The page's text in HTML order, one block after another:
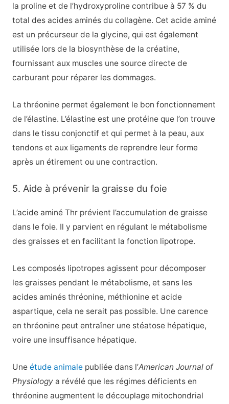
la proline et de l’hydroxyproline contribue à 57 % du
total des acides aminés du collagène. Cet acide aminé
est un précurseur de la glycine, qui est également
utilisée lors de la biosynthèse de la créatine,
fournissant aux muscles une source directe de
carburant pour réparer les dommages.
La thréonine permet également le bon fonctionnement
de l’élastine. L’élastine est une protéine que l’on trouve
dans le tissu conjonctif et qui permet à la peau, aux
tendons et aux ligaments de reprendre leur forme
après un étirement ou une contraction.
5. Aide à prévenir la graisse du foie
L’acide aminé Thr prévient l’accumulation de graisse
dans le foie. Il y parvient en régulant le métabolisme
des graisses et en facilitant la fonction lipotrope.
Les composés lipotropes agissent pour décomposer
les graisses pendant le métabolisme, et sans les
acides aminés thréonine, méthionine et acide
aspartique, cela ne serait pas possible. Une carence
en thréonine peut entraîner une stéatose hépatique,
voire une insuffisance hépatique.
Une étude animalepubliée dans l’American Journal of
Physiologya révélé que les régimes déficients en
thréonine augmentent le découplage mitochondrial